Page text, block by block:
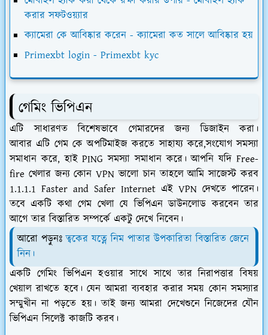
করার সফটওয়্যার
ক্যামেরা কে আবিষ্কার করেন - ক্যামেরা কত সালে আবিষ্কার হয়
Primexbt login - Primexbt kyc
গেমিং ভিপিএন
এটি সাধারণত বিশেষভাবে গেমারদের জন্য ডিজাইন করা।
আবার এটি গেম কে অপটিমাইজ করতে সাহায্য করে,সংযোগ সমস্যা
সমাধান করে, হাই PING সমস্যা সমাধান করে। আপনি যদি Free-
fire খেলার জন্য কোন VPN ভালো চান তাহলে আমি সাজেস্ট করব
1.1.1.1 Faster and Safer Internet এই VPN দেখতে পারেন।
তবে একটি কথা গেম খেলা যে ভিপিএন ডাউনলোড করবেন তার
আগে তার বিস্তারিত সম্পর্কে একটু দেখে নিবেন।
আরো পড়ুনঃত্বকের যত্নে নিম পাতার উপকারিতা বিস্তারিত জেনে
নিন।
একটি গেমিং ভিপিএন হওয়ার সাথে সাথে তার নিরাপত্তার বিষয়
খেয়াল রাখতে হবে। যেন আমরা ব্যবহার করার সময় কোন সমস্যার
সম্মুখীন না পড়তে হয়। তাই জন্য আমরা দেখেশুনে নিজেদের যৌন
ভিপিএন সিলেক্ট কাজটি করব।